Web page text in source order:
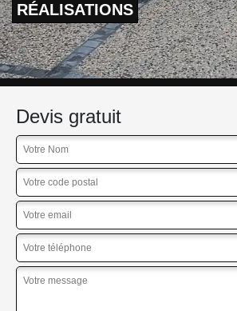
RÉALISATIONS
Devis gratuit